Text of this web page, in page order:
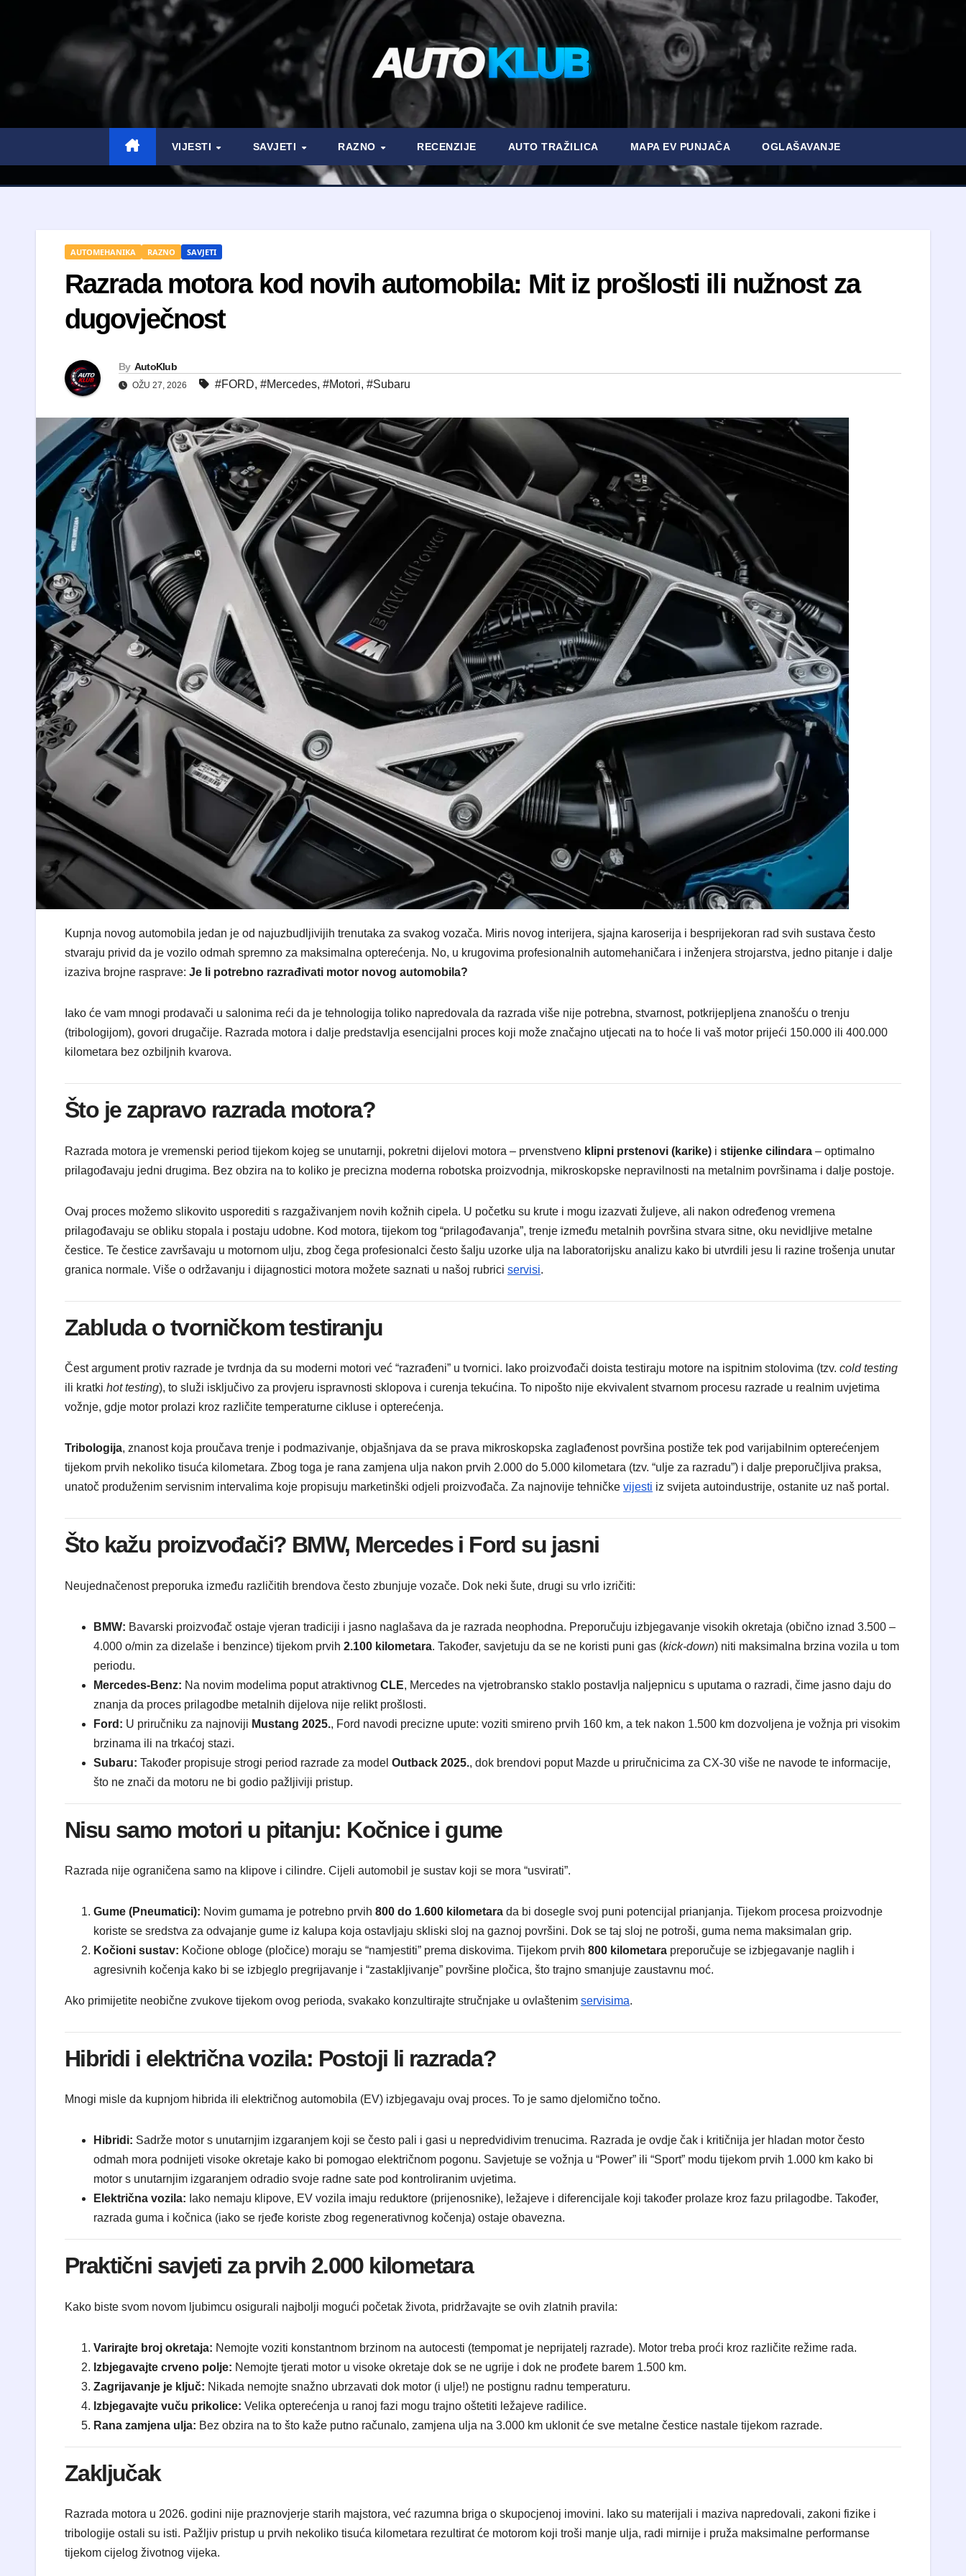
AUTOKLUB
VIJESTI SAVJETI RAZNO RECENZIJE AUTO TRAŽILICA MAPA EV PUNJAČA OGLAŠAVANJE
AUTOMEHANIKA RAZNO SAVJETI
Razrada motora kod novih automobila: Mit iz prošlosti ili nužnost za
dugovječnost
By AutoKlub
OŽU 27, 2026 #FORD, #Mercedes, #Motori, #Subaru
Kupnja novog automobila jedan je od najuzbudljivijih trenutaka za svakog vozača. Miris novog interijera, sjajna karoserija i besprijekoran rad svih sustava često
stvaraju privid da je vozilo odmah spremno za maksimalna opterećenja. No, u krugovima profesionalnih automehaničara i inženjera strojarstva, jedno pitanje i dalje
izaziva brojne rasprave: Je li potrebno razrađivati motor novog automobila?
Iako će vam mnogi prodavači u salonima reći da je tehnologija toliko napredovala da razrada više nije potrebna, stvarnost, potkrijepljena znanošću o trenju
(tribologijom), govori drugačije. Razrada motora i dalje predstavlja esencijalni proces koji može značajno utjecati na to hoće li vaš motor prijeći 150.000 ili 400.000
kilometara bez ozbiljnih kvarova.
Što je zapravo razrada motora?
Razrada motora je vremenski period tijekom kojeg se unutarnji, pokretni dijelovi motora – prvenstveno klipni prstenovi (karike) i stijenke cilindara – optimalno
prilagođavaju jedni drugima. Bez obzira na to koliko je precizna moderna robotska proizvodnja, mikroskopske nepravilnosti na metalnim površinama i dalje postoje.
Ovaj proces možemo slikovito usporediti s razgaživanjem novih kožnih cipela. U početku su krute i mogu izazvati žuljeve, ali nakon određenog vremena
prilagođavaju se obliku stopala i postaju udobne. Kod motora, tijekom tog “prilagođavanja”, trenje između metalnih površina stvara sitne, oku nevidljive metalne
čestice. Te čestice završavaju u motornom ulju, zbog čega profesionalci često šalju uzorke ulja na laboratorijsku analizu kako bi utvrdili jesu li razine trošenja unutar
granica normale. Više o održavanju i dijagnostici motora možete saznati u našoj rubrici servisi.
Zabluda o tvorničkom testiranju
Čest argument protiv razrade je tvrdnja da su moderni motori već “razrađeni” u tvornici. Iako proizvođači doista testiraju motore na ispitnim stolovima (tzv. cold testing
ili kratki hot testing), to služi isključivo za provjeru ispravnosti sklopova i curenja tekućina. To nipošto nije ekvivalent stvarnom procesu razrade u realnim uvjetima
vožnje, gdje motor prolazi kroz različite temperaturne cikluse i opterećenja.
Tribologija, znanost koja proučava trenje i podmazivanje, objašnjava da se prava mikroskopska zaglađenost površina postiže tek pod varijabilnim opterećenjem
tijekom prvih nekoliko tisuća kilometara. Zbog toga je rana zamjena ulja nakon prvih 2.000 do 5.000 kilometara (tzv. “ulje za razradu”) i dalje preporučljiva praksa,
unatoč produženim servisnim intervalima koje propisuju marketinški odjeli proizvođača. Za najnovije tehničke vijesti iz svijeta autoindustrije, ostanite uz naš portal.
Što kažu proizvođači? BMW, Mercedes i Ford su jasni
Neujednačenost preporuka između različitih brendova često zbunjuje vozače. Dok neki šute, drugi su vrlo izričiti:
BMW: Bavarski proizvođač ostaje vjeran tradiciji i jasno naglašava da je razrada neophodna. Preporučuju izbjegavanje visokih okretaja (obično iznad 3.500 –
4.000 o/min za dizelaše i benzince) tijekom prvih 2.100 kilometara. Također, savjetuju da se ne koristi puni gas (kick-down) niti maksimalna brzina vozila u tom
periodu.
Mercedes-Benz: Na novim modelima poput atraktivnog CLE, Mercedes na vjetrobransko staklo postavlja naljepnicu s uputama o razradi, čime jasno daju do
znanja da proces prilagodbe metalnih dijelova nije relikt prošlosti.
Ford: U priručniku za najnoviji Mustang 2025., Ford navodi precizne upute: voziti smireno prvih 160 km, a tek nakon 1.500 km dozvoljena je vožnja pri visokim
brzinama ili na trkaćoj stazi.
Subaru: Također propisuje strogi period razrade za model Outback 2025., dok brendovi poput Mazde u priručnicima za CX-30 više ne navode te informacije,
što ne znači da motoru ne bi godio pažljiviji pristup.
Nisu samo motori u pitanju: Kočnice i gume
Razrada nije ograničena samo na klipove i cilindre. Cijeli automobil je sustav koji se mora “usvirati”.
Gume (Pneumatici): Novim gumama je potrebno prvih 800 do 1.600 kilometara da bi dosegle svoj puni potencijal prianjanja. Tijekom procesa proizvodnje
koriste se sredstva za odvajanje gume iz kalupa koja ostavljaju skliski sloj na gaznoj površini. Dok se taj sloj ne potroši, guma nema maksimalan grip.
Kočioni sustav: Kočione obloge (pločice) moraju se “namjestiti” prema diskovima. Tijekom prvih 800 kilometara preporučuje se izbjegavanje naglih i
agresivnih kočenja kako bi se izbjeglo pregrijavanje i “zastakljivanje” površine pločica, što trajno smanjuje zaustavnu moć.
Ako primijetite neobične zvukove tijekom ovog perioda, svakako konzultirajte stručnjake u ovlaštenim servisima.
Hibridi i električna vozila: Postoji li razrada?
Mnogi misle da kupnjom hibrida ili električnog automobila (EV) izbjegavaju ovaj proces. To je samo djelomično točno.
Hibridi: Sadrže motor s unutarnjim izgaranjem koji se često pali i gasi u nepredvidivim trenucima. Razrada je ovdje čak i kritičnija jer hladan motor često
odmah mora podnijeti visoke okretaje kako bi pomogao električnom pogonu. Savjetuje se vožnja u “Power” ili “Sport” modu tijekom prvih 1.000 km kako bi
motor s unutarnjim izgaranjem odradio svoje radne sate pod kontroliranim uvjetima.
Električna vozila: Iako nemaju klipove, EV vozila imaju reduktore (prijenosnike), ležajeve i diferencijale koji također prolaze kroz fazu prilagodbe. Također,
razrada guma i kočnica (iako se rjeđe koriste zbog regenerativnog kočenja) ostaje obavezna.
Praktični savjeti za prvih 2.000 kilometara
Kako biste svom novom ljubimcu osigurali najbolji mogući početak života, pridržavajte se ovih zlatnih pravila:
Varirajte broj okretaja: Nemojte voziti konstantnom brzinom na autocesti (tempomat je neprijatelj razrade). Motor treba proći kroz različite režime rada.
Izbjegavajte crveno polje: Nemojte tjerati motor u visoke okretaje dok se ne ugrije i dok ne prođete barem 1.500 km.
Zagrijavanje je ključ: Nikada nemojte snažno ubrzavati dok motor (i ulje!) ne postignu radnu temperaturu.
Izbjegavajte vuču prikolice: Velika opterećenja u ranoj fazi mogu trajno oštetiti ležajeve radilice.
Rana zamjena ulja: Bez obzira na to što kaže putno računalo, zamjena ulja na 3.000 km uklonit će sve metalne čestice nastale tijekom razrade.
Zaključak
Razrada motora u 2026. godini nije praznovjerje starih majstora, već razumna briga o skupocjenoj imovini. Iako su materijali i maziva napredovali, zakoni fizike i
tribologije ostali su isti. Pažljiv pristup u prvih nekoliko tisuća kilometara rezultirat će motorom koji troši manje ulja, radi mirnije i pruža maksimalne performanse
tijekom cijelog životnog vijeka.